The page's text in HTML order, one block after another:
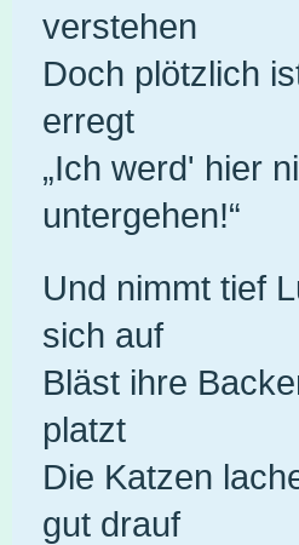
verstehen
Doch plötzlich
erregt
„Ich werd' hier
untergehen!“
Und nimmt tief
sich auf
Bläst ihre
platzt
Die Katzen
gut drauf